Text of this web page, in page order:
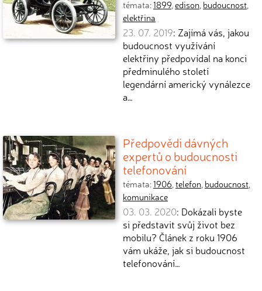
témata:1899,edison, budoucnost,
elektřina
23. 07. 2019: Zajímá vás, jakou
budoucnost využívání
elektřiny předpovídal na konci
předminulého století
legendární americký vynálezce
a…
Předpovědi dávných
expertů o budoucnosti
telefonování
témata:1906,telefon, budoucnost,
komunikace
03. 03. 2020: Dokázali byste
si představit svůj život bez
mobilu? Článek z roku 1906
vám ukáže, jak si budoucnost
telefonování…